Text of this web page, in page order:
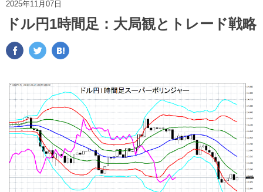
2025年11月07日
ドル円1時間足：大局観とトレード戦略